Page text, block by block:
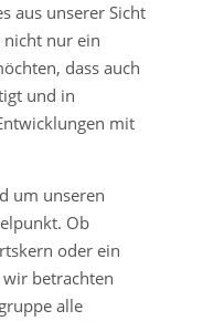
aus unserer Sicht
nicht nur ein
dass auch
und in
mit
um unseren
Ob
oder ein
betrachten
alle